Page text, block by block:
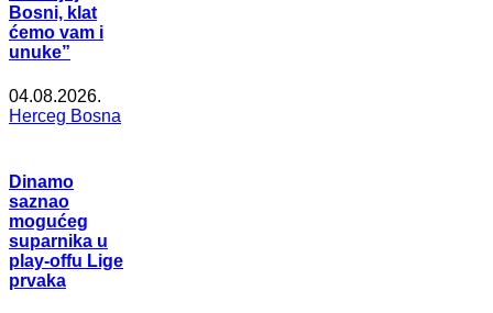
Bosni, klat
ćemo vam i
unuke”
04.08.2026.
Herceg Bosna
Dinamo
saznao
mogućeg
suparnika u
play-offu Lige
prvaka